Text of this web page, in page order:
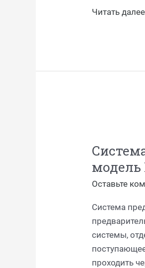
Читать
модель
Оставьте
Система
системы,
проходить
очистки
зерна
E